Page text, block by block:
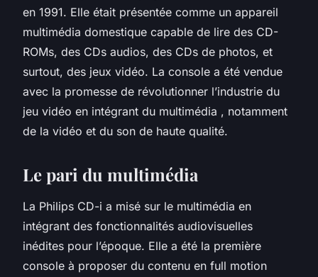
en 1991. Elle était présentée comme un appareil
multimédia domestique capable de lire des CD-
ROMs, des CDs audios, des CDs de photos, et
surtout, des jeux vidéo. La console a été vendue
avec la promesse de révolutionner l’industrie du
jeu vidéo en intégrant du multimédia , notamment
de la vidéo et du son de haute qualité.
Le pari du multimédia
La Philips CD-i a misé sur le multimédia en
intégrant des fonctionnalités audiovisuelles
inédites pour l’époque. Elle a été la première
console à proposer du contenu en full motion